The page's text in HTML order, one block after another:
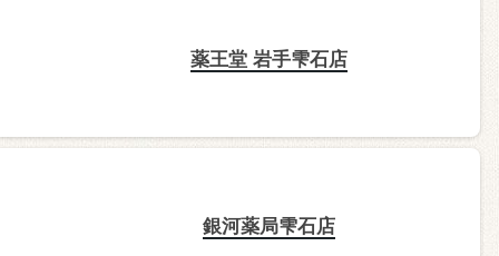
薬王堂 岩手雫石店
銀河薬局雫石店